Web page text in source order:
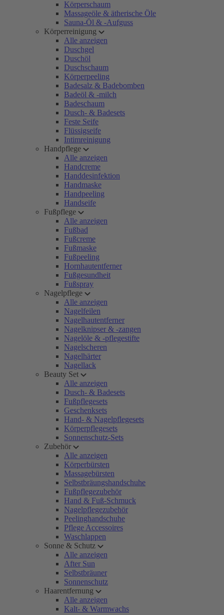
Körperschaum
Massageöle & ätherische Öle
Sauna-Öl & -Aufguss
Körperreinigung
Alle anzeigen
Duschgel
Duschöl
Duschschaum
Körperpeeling
Badesalz & Badebomben
Badeöl & -milch
Badeschaum
Dusch- & Badesets
Feste Seife
Flüssigseife
Intimreinigung
Handpflege
Alle anzeigen
Handcreme
Handdesinfektion
Handmaske
Handpeeling
Handseife
Fußpflege
Alle anzeigen
Fußbad
Fußcreme
Fußmaske
Fußpeeling
Hornhautentferner
Fußgesundheit
Fußspray
Nagelpflege
Alle anzeigen
Nagelfeilen
Nagelhautentferner
Nagelknipser & -zangen
Nagelöle & -pflegestifte
Nagelscheren
Nagelhärter
Nagellack
Beauty Set
Alle anzeigen
Dusch- & Badesets
Fußpflegesets
Geschenksets
Hand- & Nagelpflegesets
Körperpflegesets
Sonnenschutz-Sets
Zubehör
Alle anzeigen
Körperbürsten
Massagebürsten
Selbstbräungshandschuhe
Fußpflegezubehör
Hand & Fuß-Schmuck
Nagelpflegezubehör
Peelinghandschuhe
Pflege Accessoires
Waschlappen
Sonne & Schutz
Alle anzeigen
After Sun
Selbstbräuner
Sonnenschutz
Haarentfernung
Alle anzeigen
Kalt- & Warmwachs